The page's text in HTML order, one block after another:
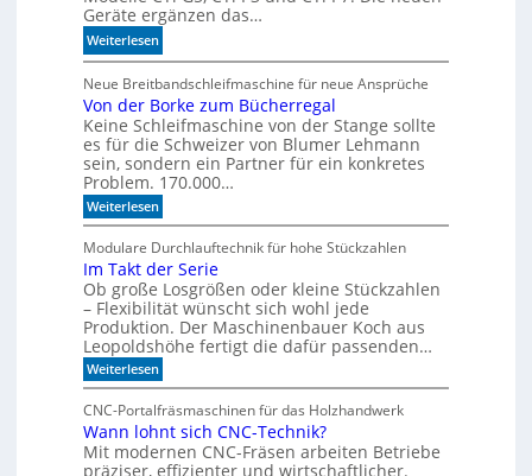
e
l
l
e
n
a
n
d
e
n
Geräte ergänzen das…
Weiterlesen:
S
p
e
z
a
i
s
i
e
t
e
I
R
-
e
n
Neue Breitbandschleifmaschine für neue Ansprüche
Von der Borke zum Bücherregal
Keine Schleifmaschine von der Stange sollte
es für die Schweizer von Blumer Lehmann
sein, sondern ein Partner für ein konkretes
Problem. 170.000…
Weiterlesen:
V
n
d
e
r
B
o
r
k
e
z
u
m
B
ü
Modulare Durchlauftechnik für hohe Stückzahlen
Im Takt der Serie
Ob große Losgrößen oder kleine Stückzahlen
– Flexibilität wünscht sich wohl jede
Produktion. Der Maschinenbauer Koch aus
Leopoldshöhe fertigt die dafür passenden…
Weiterlesen:
I
m
T
a
k
t
CNC-Portalfräsmaschinen für das Holzhandwerk
Wann lohnt sich CNC-Technik?
Mit modernen CNC-Fräsen arbeiten Betriebe
präziser, effizienter und wirtschaftlicher.